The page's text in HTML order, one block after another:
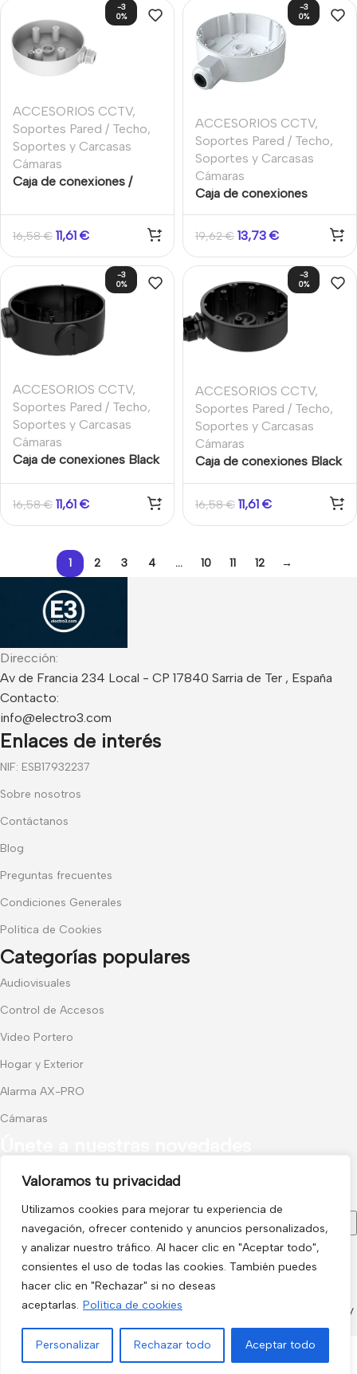
Valoramos tu privacidad
Utilizamos cookies para mejorar tu experiencia de
navegación, ofrecer contenido y anuncios personalizados,
y analizar nuestro tráfico. Al hacer clic en "Aceptar todo",
consientes el uso de todas las cookies. También puedes
hacer clic en "Rechazar" si no deseas
aceptarlas. Política de cookies
Personalizar Rechazar todo Aceptar todo
-3
0%
ACCESORIOS CCTV,
Soportes Pared / Techo,
Soportes y Carcasas
Cámaras
Caja de conexiones /
domo PTZ 4″
16,58€ 11,61 €
-3
0%
ACCESORIOS CCTV,
Soportes Pared / Techo,
Soportes y Carcasas
Cámaras
Caja de conexiones
139,3x41mm TVT
19,62€ 13,73 €
-3
0%
ACCESORIOS CCTV,
Soportes Pared / Techo,
Soportes y Carcasas
Cámaras
Caja de conexiones Black
16,58€ 11,61 €
-3
0%
ACCESORIOS CCTV,
Soportes Pared / Techo,
Soportes y Carcasas
Cámaras
Caja de conexiones Black
16,58€ 11,61 €
1 2 3 4 … 10 11 12 →
Dirección:
Av de Francia 234 Local - CP 17840 Sarria de Ter , España
Contacto:
info@electro3.com
Enlaces de interés
NIF: ESB17932237
Sobre nosotros
Contáctanos
Blog
Preguntas frecuentes
Condiciones Generales
Política de Cookies
Categorías populares
Audiovisuales
Control de Accesos
Video Portero
Hogar y Exterior
Alarma AX-PRO
Cámaras
Recibe las últimas novedades y promociones.
Usado de acuerdo con nuestra Política de privacidad
electro3 ©
2026.